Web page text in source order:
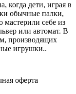
когда дети, играя в
обычные палки,
себе из
или автомат. В
производящих
игрушки..
оферта